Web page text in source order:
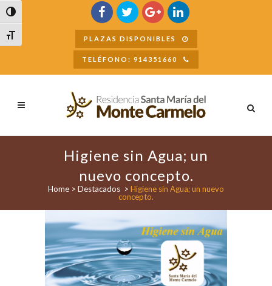
Alternar alto contraste
Alternar tamaño de letra
Buscar
PLAZAS DISPONIBLES
TELÉFONO: 914351660
Higiene sin Agua; un
nuevo concepto.
Home > Destacados > Higiene sin Agua; un nuevo
concepto.